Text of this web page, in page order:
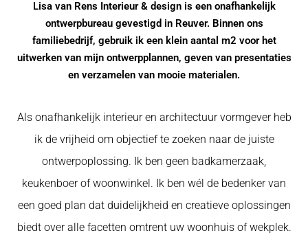
Lisa van Rens Interieur & design is een onafhankelijk
ontwerpbureau gevestigd in Reuver. Binnen ons
familiebedrijf, gebruik ik een klein aantal m2 voor het
uitwerken van mijn ontwerpplannen, geven van presentaties
en verzamelen van mooie materialen.
Als onafhankelijk interieur en architectuur vormgever heb
ik de vrijheid om objectief te zoeken naar de juiste
ontwerpoplossing. Ik ben geen badkamerzaak,
keukenboer of woonwinkel. Ik ben wél de bedenker van
een goed plan dat duidelijkheid en creatieve oplossingen
biedt over alle facetten omtrent uw woonhuis of wekplek.